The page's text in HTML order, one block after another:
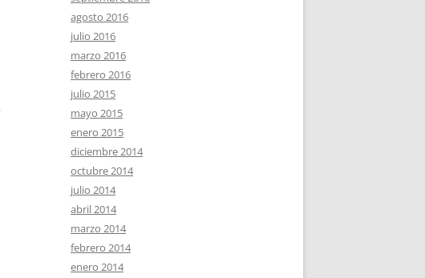
agosto 2016
julio 2016
marzo 2016
febrero 2016
julio 2015
mayo 2015
enero 2015
diciembre 2014
octubre 2014
julio 2014
abril 2014
marzo 2014
febrero 2014
enero 2014